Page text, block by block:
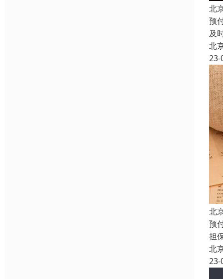
北
预
及
北
23-
北
预
担
北
23-